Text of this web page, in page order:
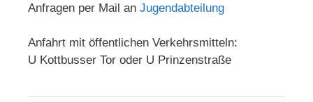
Anfragen per Mail an Jugendabteilung
Anfahrt mit öffentlichen Verkehrsmitteln:
U Kottbusser Tor oder U Prinzenstraße